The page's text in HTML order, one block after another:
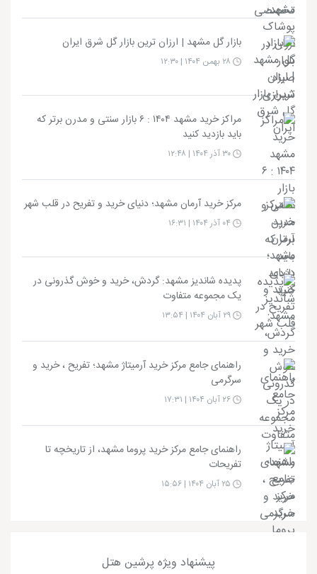
بازار گل مشهد | ارزان ترین بازار گل شرق ایران
مراکز خرید مشهد ۱۴۰۴ : ۶ بازار سنتی و مدرن برتر که
باید بازدید کنید
مرکز خرید آرمان مشهد؛ دنیای خرید و تفریح در قلب شهر
پدیده شاندیز مشهد: گردش، خرید و خوش گذرونی در
یک مجموعه متفاوت
راهنمای جامع مرکز خرید آرمیتاژ مشهد؛ تفریح ، خرید و
سرگرمی
راهنمای جامع مرکز خرید پروما مشهد، از تاریخچه تا
تفریحات
پیشنهاد ویژه پرشین هتل